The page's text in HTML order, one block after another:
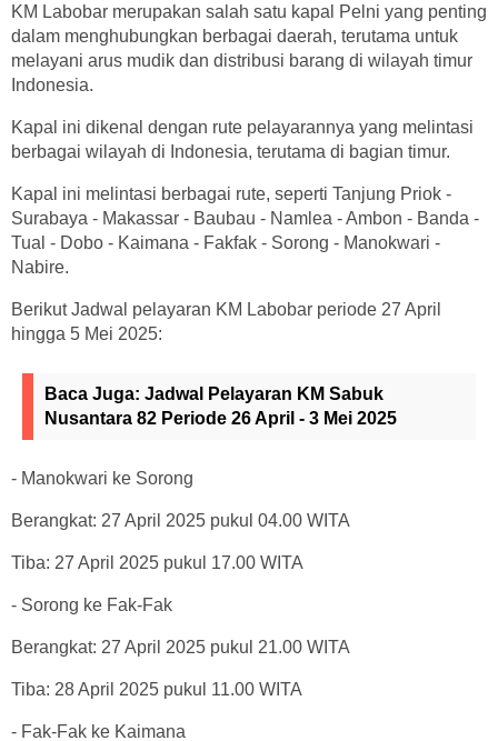
KM Labobar merupakan salah satu kapal Pelni yang penting
dalam menghubungkan berbagai daerah, terutama untuk
melayani arus mudik dan distribusi barang di wilayah timur
Indonesia.
Kapal ini dikenal dengan rute pelayarannya yang melintasi
berbagai wilayah di Indonesia, terutama di bagian timur.
Kapal ini melintasi berbagai rute, seperti Tanjung Priok -
Surabaya - Makassar - Baubau - Namlea - Ambon - Banda -
Tual - Dobo - Kaimana - Fakfak - Sorong - Manokwari -
Nabire.
Berikut Jadwal pelayaran KM Labobar periode 27 April
hingga 5 Mei 2025:
Baca Juga: Jadwal Pelayaran KM Sabuk
Nusantara 82 Periode 26 April - 3 Mei 2025
- Manokwari ke Sorong
Berangkat: 27 April 2025 pukul 04.00 WITA
Tiba: 27 April 2025 pukul 17.00 WITA
- Sorong ke Fak-Fak
Berangkat: 27 April 2025 pukul 21.00 WITA
Tiba: 28 April 2025 pukul 11.00 WITA
- Fak-Fak ke Kaimana